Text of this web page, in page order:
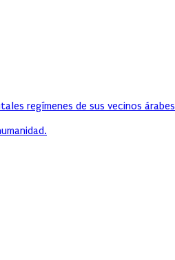
regímenes de sus vecinos árabes